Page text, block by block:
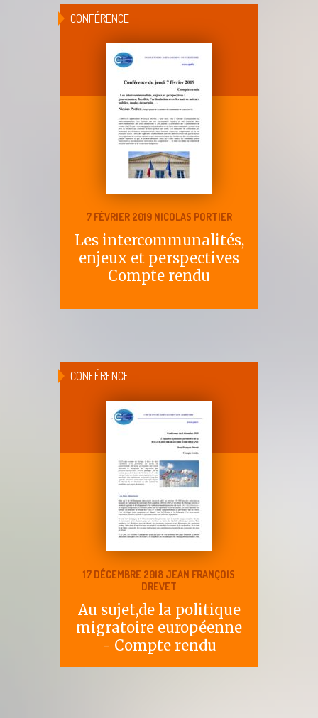
CONFÉRENCE
7 FÉVRIER 2019 NICOLAS PORTIER
Les intercommunalités,
enjeux et perspectives
Compte rendu
CONFÉRENCE
17 DÉCEMBRE 2018 JEAN FRANÇOIS
DREVET
Au sujet,de la politique
migratoire européenne
- Compte rendu